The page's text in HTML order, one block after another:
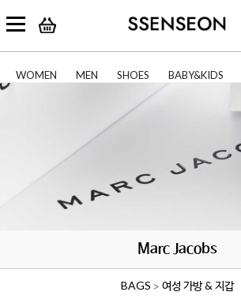
WOMEN MEN SHOES BABY&KIDS
Marc Jacobs
BAGS > 여성 가방 & 지갑